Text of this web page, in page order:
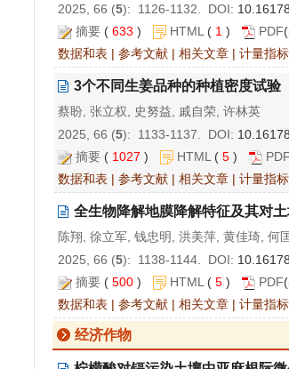
2025, 66 (5): 1126-1132. DOI:
摘要 ( 633 ) HTML ( 1 ) PDF
数据和表 | 参考文献 | 相关文章 | 计量指标
3个不同生姜品种的种植密度试验
蔡盼, 张立权, 史努益, 戚自荣, 许林英
2025, 66 (5): 1133-1137. DOI:
摘要 ( 1027 ) HTML ( 5 ) PDF
数据和表 | 参考文献 | 相关文章 | 计量指标
全生物降解地膜降解特征及其对
陈翔, 徐立军, 钱忠明, 洪美萍, 黄佳琦, 何
2025, 66 (5): 1138-1144. DOI:
摘要 ( 500 ) HTML ( 5 ) PDF
数据和表 | 参考文献 | 相关文章 | 计量指标
经济作物